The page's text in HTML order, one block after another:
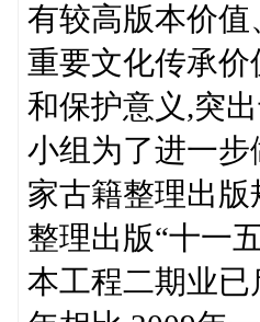
有较高版本价
重要文化传承
和保护意义,突
小组为了进一步
家古籍整理出
整理出版“十一
本工程二期业